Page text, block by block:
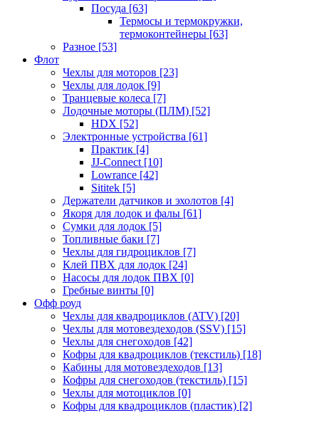
Посуда [63]
Термосы и термокружки,
термоконтейнеры [63]
Разное [53]
Флот
Чехлы для моторов [23]
Чехлы для лодок [9]
Транцевые колеса [7]
Лодочные моторы (ПЛМ) [52]
HDX [52]
Электронные устройства [61]
Практик [4]
JJ-Connect [10]
Lowrance [42]
Sititek [5]
Держатели датчиков и эхолотов [4]
Якоря для лодок и фалы [61]
Сумки для лодок [5]
Топливные баки [7]
Чехлы для гидроциклов [7]
Клей ПВХ для лодок [24]
Насосы для лодок ПВХ [0]
Гребные винты [0]
Офф роуд
Чехлы для квадроциклов (ATV) [20]
Чехлы для мотовездеходов (SSV) [15]
Чехлы для снегоходов [42]
Кофры для квадроциклов (текстиль) [18]
Кабины для мотовездеходов [13]
Кофры для снегоходов (текстиль) [15]
Чехлы для мотоциклов [0]
Кофры для квадроциклов (пластик) [2]